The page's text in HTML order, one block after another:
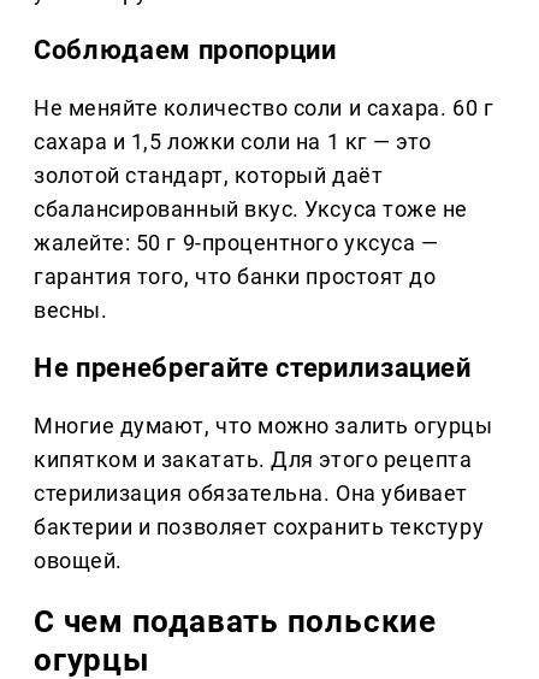
Соблюдаем пропорции
Не меняйте количество соли и сахара. 60 г
сахара и 1,5 ложки соли на 1 кг — это
золотой стандарт, который даёт
сбалансированный вкус. Уксуса тоже не
жалейте: 50 г 9-процентного уксуса —
гарантия того, что банки простоят до
весны.
Не пренебрегайте стерилизацией
Многие думают, что можно залить огурцы
кипятком и закатать. Для этого рецепта
стерилизация обязательна. Она убивает
бактерии и позволяет сохранить текстуру
овощей.
С чем подавать польские
огурцы